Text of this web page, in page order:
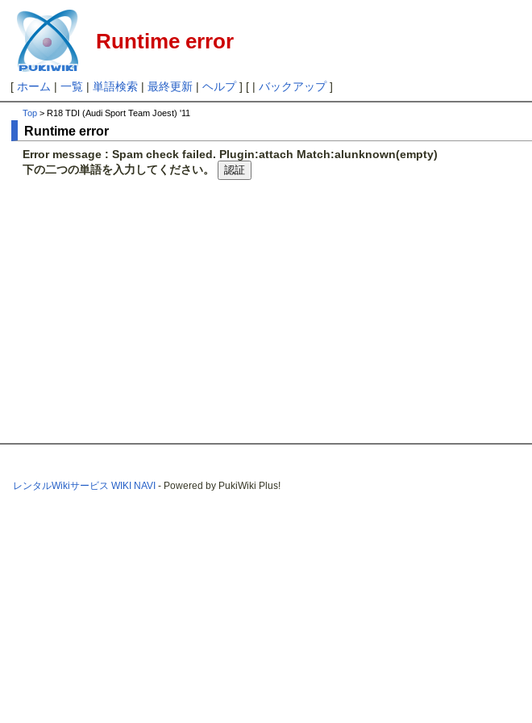
Runtime error
[ ホーム |一覧 |単語検索 |最終更新 |ヘルプ] [ |バックアップ]
Top > R18 TDI (Audi Sport Team Joest) '11
Runtime error
Error message : Spam check failed. Plugin:attach Match:alunknown(empty)
下の二つの単語を入力してください。
レンタルWikiサービス WIKI NAVI - Powered by PukiWiki Plus!